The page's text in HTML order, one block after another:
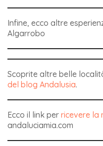
Infine, ecco altre
Algarrobo
Scoprite altre belle
del blog Andalusia.
Ecco il link per ricevere la
andaluciamia.com